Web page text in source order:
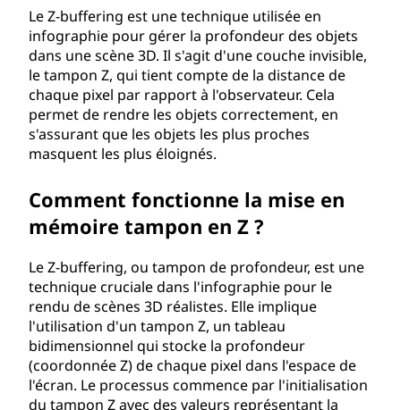
Le Z-buffering est une technique utilisée en
infographie pour gérer la profondeur des objets
dans une scène 3D. Il s'agit d'une couche invisible,
le tampon Z, qui tient compte de la distance de
chaque pixel par rapport à l'observateur. Cela
permet de rendre les objets correctement, en
s'assurant que les objets les plus proches
masquent les plus éloignés.
Comment fonctionne la mise en
mémoire tampon en Z ?
Le Z-buffering, ou tampon de profondeur, est une
technique cruciale dans l'infographie pour le
rendu de scènes 3D réalistes. Elle implique
l'utilisation d'un tampon Z, un tableau
bidimensionnel qui stocke la profondeur
(coordonnée Z) de chaque pixel dans l'espace de
l'écran. Le processus commence par l'initialisation
du tampon Z avec des valeurs représentant la